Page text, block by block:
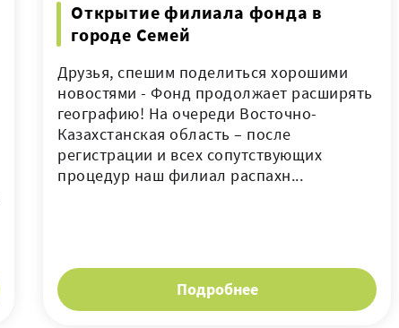
Открытие филиала фонда в
городе Семей
Друзья, спешим поделиться хорошими
новостями - Фонд продолжает расширять
географию! На очереди Восточно-
Казахстанская область – после
регистрации и всех сопутствующих
процедур наш филиал распахн...
Подробнее